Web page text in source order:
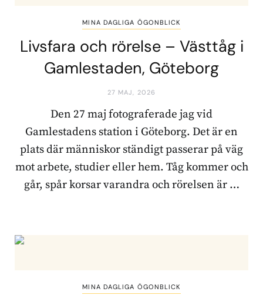
MINA DAGLIGA ÖGONBLICK
Livsfara och rörelse – Västtåg i
Gamlestaden, Göteborg
27 MAJ, 2026
Den 27 maj fotograferade jag vid
Gamlestadens station i Göteborg. Det är en
plats där människor ständigt passerar på väg
mot arbete, studier eller hem. Tåg kommer och
går, spår korsar varandra och rörelsen är …
MINA DAGLIGA ÖGONBLICK